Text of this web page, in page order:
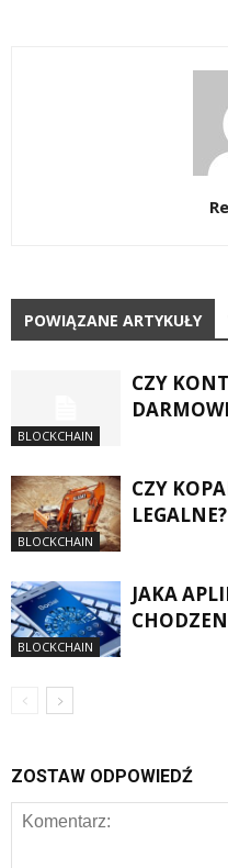
POWIĄZANE ARTYKUŁY
BLOCKCHAIN
CZY
BLOCKCHAIN
CZY
LEGALNE?
BLOCKCHAIN
JAKA
ZOSTAW ODPOWIEDŹ